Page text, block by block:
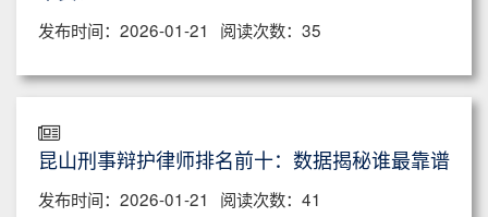
发布时间：2026-01-21 阅读次数：35
昆山刑事辩护律师排名前十：数据揭秘谁最靠谱
发布时间：2026-01-21 阅读次数：41